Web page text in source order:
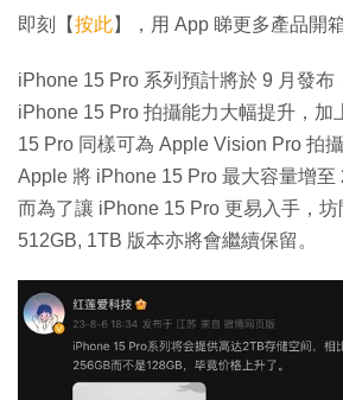
片
即刻【按此】，用 App 睇更多產品開
iPhone 15 Pro 系列預計將於 9 月發布
iPhone 15 Pro 拍攝能力大幅提升，加
15 Pro 同樣可為 Apple Vision Pro 拍
Apple 將 iPhone 15 Pro 最大容量增至
而為了讓 iPhone 15 Pro 更易入手，
512GB, 1TB 版本亦將會繼續保留。